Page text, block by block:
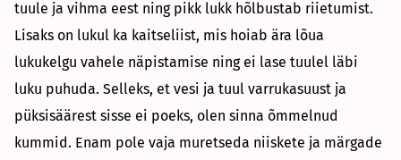
tuule ja vihma eest ning pikk lukk hõlbustab riietumist.
Lisaks on lukul ka kaitseliist, mis hoiab ära lõua
lukukelgu vahele näpistamise ning ei lase tuulel läbi
luku puhuda. Selleks, et vesi ja tuul varrukasuust ja
püksisäärest sisse ei poeks, olen sinna õmmelnud
kummid. Enam pole vaja muretseda niiskete ja märgade